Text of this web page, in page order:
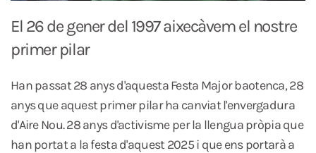
El 26 de gener del 1997 aixecàvem el nostre
primer pilar
Han passat 28 anys d'aquesta Festa Major baotenca, 28
anys que aquest primer pilar ha canviat l'envergadura
d'Aire Nou. 28 anys d'activisme per la llengua pròpia que
han portat a la festa d'aquest 2025 i que ens portarà a